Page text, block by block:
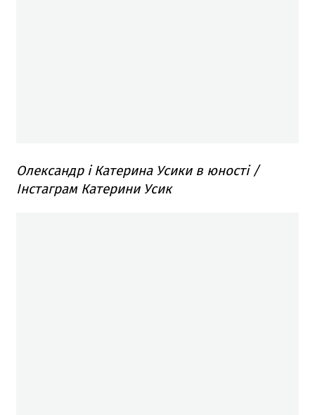
Олександр і Катерина Усики в юності /
Інстаграм Катерини Усик